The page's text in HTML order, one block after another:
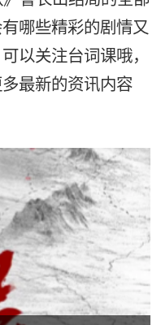
哪些精彩的剧情又
以关注台词课哦，
最新的资讯内容